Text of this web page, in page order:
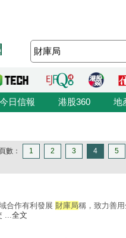
今日信報 港股360 地
數： 1 2 3 4 5
合作有利發展 財庫局稱，致力善
...全文